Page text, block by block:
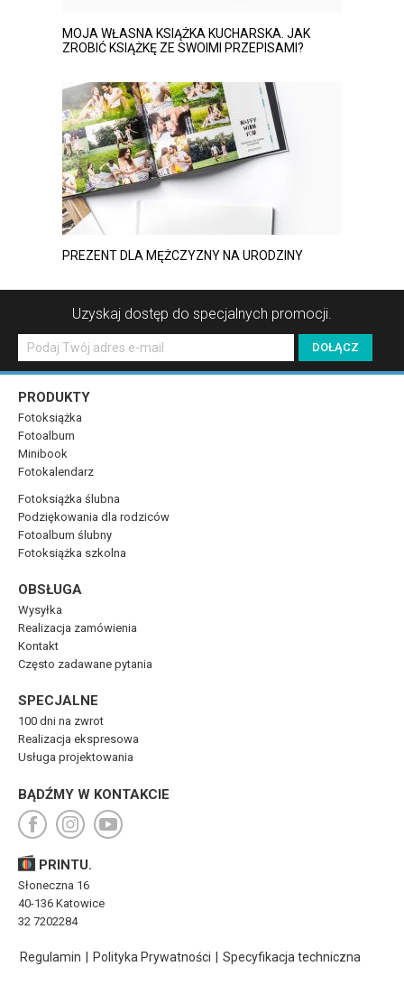
MOJA WŁASNA KSIĄŻKA KUCHARSKA. JAK
ZROBIĆ KSIĄŻKĘ ZE SWOIMI PRZEPISAMI?
PREZENT DLA MĘŻCZYZNY NA URODZINY
Uzyskaj dostęp do specjalnych promocji.
PRINTU.
Słoneczna 16
40-136 Katowice
32 7202284
PRODUKTY
Fotoksiążka
Fotoalbum
Minibook
Fotokalendarz
Fotoksiążka ślubna
Podziękowania dla rodziców
Fotoalbum ślubny
Fotoksiążka szkolna
OBSŁUGA
Wysyłka
Realizacja zamówienia
Kontakt
Często zadawane pytania
SPECJALNE
100 dni na zwrot
Realizacja ekspresowa
Usługa projektowania
BĄDŹMY W KONTAKCIE
Regulamin Polityka Prywatności Specyfikacja techniczna